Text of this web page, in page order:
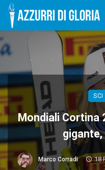
SCI
Mondiali Cortina
Marco Corradi 18